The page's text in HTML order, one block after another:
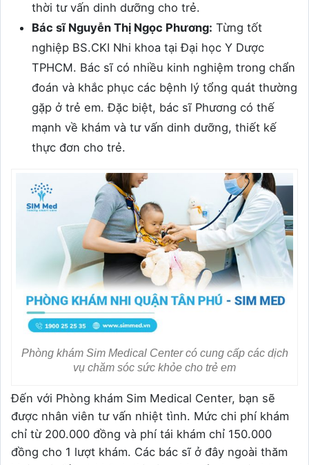
thời tư vấn dinh dưỡng cho trẻ.
Bác sĩ Nguyễn Thị Ngọc Phương: Từng tốt
nghiệp BS.CKI Nhi khoa tại Đại học Y Dược
TPHCM. Bác sĩ có nhiều kinh nghiệm trong chẩn
đoán và khắc phục các bệnh lý tổng quát thường
gặp ở trẻ em. Đặc biệt, bác sĩ Phương có thế
mạnh về khám và tư vấn dinh dưỡng, thiết kế
thực đơn cho trẻ.
Phòng khám Sim Medical Center có cung cấp các dịch
vụ chăm sóc sức khỏe cho trẻ em
Đến với Phòng khám Sim Medical Center, bạn sẽ
được nhân viên tư vấn nhiệt tình. Mức chi phí khám
chỉ từ 200.000 đồng và phí tái khám chỉ 150.000
đồng cho 1 lượt khám. Các bác sĩ ở đây ngoài thăm